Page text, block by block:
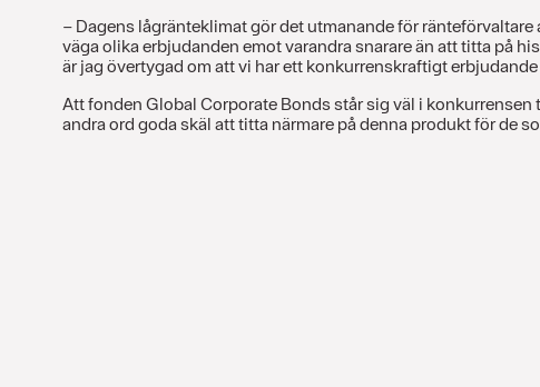
– Dagens lågränteklimat gör det utmanande för
väga olika erbjudanden emot varandra snarare än att titta på
är jag övertygad om att vi har ett konkurrenskraftigt
Att fonden Global Corporate Bonds står sig väl i
andra ord goda skäl att titta närmare på denna produkt för de